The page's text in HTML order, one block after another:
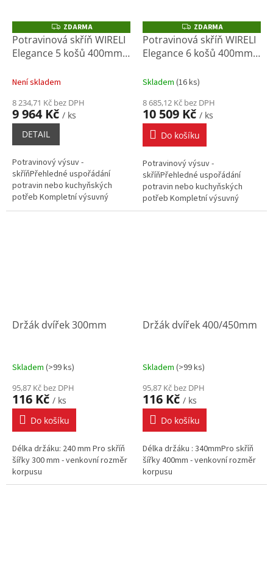
Z
D
A
R
ZDARMA
Potravinová skříň WIRELI
Elegance 5 košů 400mm,
bílá, chrom
Není skladem
8 234,71 Kč bez DPH
9 964 Kč / ks
DETAIL
Potravinový výsuv -
skříňPřehledné uspořádání
potravin nebo kuchyňských
potřeb Kompletní výsuvný
systém do potravinové skříně
Z
D
A
R
ZDARMA
Potravinová skříň WIRELI
Elegance 6 košů 400mm,
bílá, chrom
Skladem (16 ks)
8 685,12 Kč bez DPH
10 509 Kč / ks
Do košíku
Potravinový výsuv -
skříňPřehledné uspořádání
potravin nebo kuchyňských
potřeb Kompletní výsuvný
systém do potravinové skříně
Držák dvířek 300mm
Skladem (>99 ks)
95,87 Kč bez DPH
116 Kč / ks
Do košíku
Délka držáku: 240 mm Pro skříň
šířky 300 mm - venkovní rozměr
korpusu
Držák dvířek 400/450mm
Skladem (>99 ks)
95,87 Kč bez DPH
116 Kč / ks
Do košíku
Délka držáku : 340mmPro skříň
šířky 400mm - venkovní rozměr
korpusu